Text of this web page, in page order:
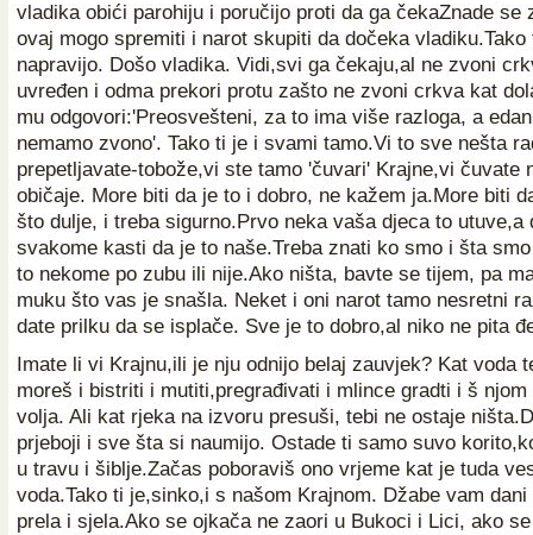
vladika obići parohiju i poručijo proti da ga čekaZnade se
ovaj mogo spremiti i narot skupiti da dočeka vladiku.Tako
napravijo. Došo vladika. Vidi,svi ga čekaju,al ne zvoni
uvređen i odma prekori protu zašto ne zvoni crkva kat
mu odgovori:'Preosvešteni, za to ima više razloga, a
nemamo zvono'. Tako ti je i svami tamo.Vi to sve nešta
prepetljavate-tobože,vi ste tamo 'čuvari' Krajne,vi čuvate
običaje. More biti da je to i dobro, ne kažem ja.More biti
što dulje, i treba sigurno.Prvo neka vaša djeca to utuve,a
svakome kasti da je to naše.Treba znati ko smo i šta
to nekome po zubu ili nije.Ako ništa, bavte se tijem, pa
muku što vas je snašla. Neket i oni narot tamo nesretni
date prilku da se isplače. Sve je to dobro,al niko ne pita
Imate li vi Krajnu,ili je nju odnijo belaj zauvjek? Kat voda
moreš i bistriti i mutiti,pregrađivati i mlince gradti i š
volja. Ali kat rjeka na izvoru presuši, tebi ne ostaje
prjeboji i sve šta si naumijo. Ostade ti samo suvo
u travu i šiblje.Začas poboraviš ono vrjeme kat je tuda
voda.Tako ti je,sinko,i s našom Krajnom. Džabe vam
prela i sjela.Ako se ojkača ne zaori u Bukoci i Lici, ako